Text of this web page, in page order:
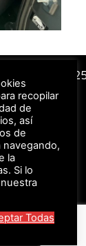
Legal –
de Privacidad
Valencia, todos
reservados
recopilar
de
así
de
navegando,
la
Si lo
Todas